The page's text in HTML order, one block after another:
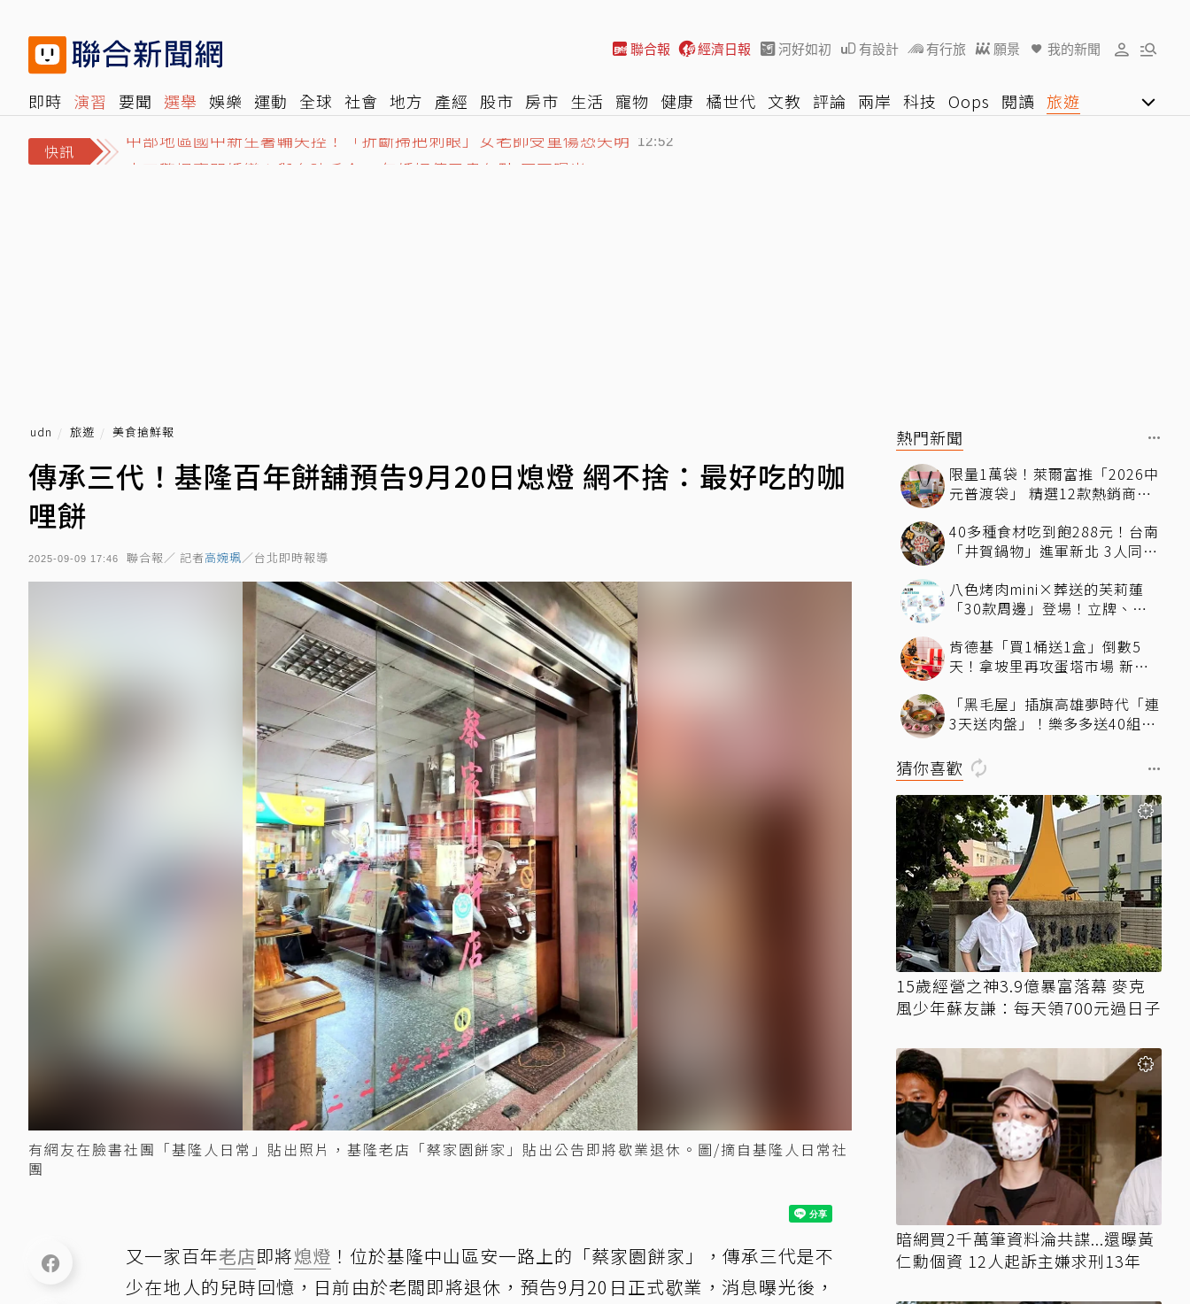
聯合報 經濟日報 河好如初 有設計 有行旅 願景 我的新聞
即時 演習 要聞 選舉 娛樂 運動 全球 社會 地方 產經 股市 房市 生活 寵物 健康 橘世代 文教 評論 兩岸 科技 Oops 閱讀 旅遊
快訊
中部地區國中新生暑輔失控！「折斷掃把刺眼」女老師受重傷恐失明
小刀驚爆豪門婚變！與台玻千金12年婚姻傳已畫句點 原因曝光 12:45
udn 旅遊 美食搶鮮報
傳承三代！基隆百年餅舖預告9月20日熄燈 網不捨：最好吃的咖
哩餅
2025-09-09 17:46 聯合報／ 記者高婉珮／台北即時報導
有網友在臉書社團「基隆人日常」貼出照片，基隆老店「蔡家園餅家」貼出公告即將歇業退休。圖/摘自基隆人日常社
團
又一家百年老店即將熄燈 ！位於基隆中山區安一路上的「蔡家園餅家」，傳承三代是不
少在地人的兒時回憶，日前由於老闆即將退休，預告9月20日正式歇業，消息曝光後，
熱門新聞
限量1萬袋！萊爾富推「2026中
元普渡袋」 精選12款熱銷商品
40多種食材吃到飽288元！台南
「井賀鍋物」進軍新北 3人同行
八色烤肉mini×葬送的芙莉蓮
「30款周邊」登場！立牌、鑰
肯德基「買1桶送1盒」倒數5
天！拿坡里再攻蛋塔市場 新品
省71元
「黑毛屋」插旗高雄夢時代「連
3天送肉盤」！樂多多送40組鐵
猜你喜歡
15歲經營之神3.9億暴富落幕 麥克
風少年蘇友謙：每天領700元過日子
暗網買2千萬筆資料淪共諜...還曝黃
仁勳個資 12人起訴主嫌求刑13年